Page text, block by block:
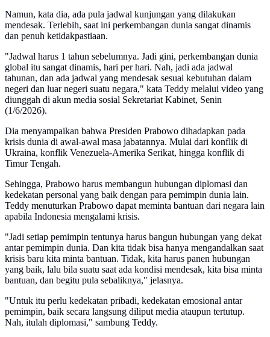
Namun, kata dia, ada pula jadwal kunjungan yang dilakukan
mendesak. Terlebih, saat ini perkembangan dunia sangat dinamis
dan penuh ketidakpastiaan.
"Jadwal harus 1 tahun sebelumnya. Jadi gini, perkembangan dunia
global itu sangat dinamis, hari per hari. Nah, jadi ada jadwal
tahunan, dan ada jadwal yang mendesak sesuai kebutuhan dalam
negeri dan luar negeri suatu negara," kata Teddy melalui video yang
diunggah di akun media sosial Sekretariat Kabinet, Senin
(1/6/2026).
Dia menyampaikan bahwa Presiden Prabowo dihadapkan pada
krisis dunia di awal-awal masa jabatannya. Mulai dari konflik di
Ukraina, konflik Venezuela-Amerika Serikat, hingga konflik di
Timur Tengah.
Sehingga, Prabowo harus membangun hubungan diplomasi dan
kedekatan personal yang baik dengan para pemimpin dunia lain.
Teddy menuturkan Prabowo dapat meminta bantuan dari negara lain
apabila Indonesia mengalami krisis.
"Jadi setiap pemimpin tentunya harus bangun hubungan yang dekat
antar pemimpin dunia. Dan kita tidak bisa hanya mengandalkan saat
krisis baru kita minta bantuan. Tidak, kita harus panen hubungan
yang baik, lalu bila suatu saat ada kondisi mendesak, kita bisa minta
bantuan, dan begitu pula sebaliknya," jelasnya.
"Untuk itu perlu kedekatan pribadi, kedekatan emosional antar
pemimpin, baik secara langsung diliput media ataupun tertutup.
Nah, itulah diplomasi," sambung Teddy.